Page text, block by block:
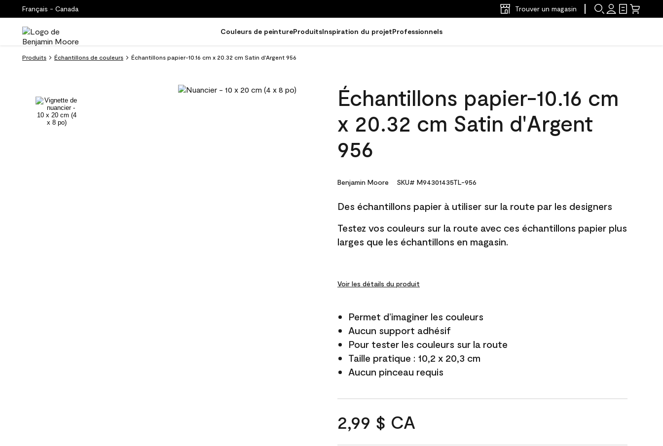
Français - Canada Trouver un magasin
Couleurs de peintureProduitsInspiration du projetProfessionnels
Produits Échantillons de couleurs Échantillons papier-10.16 cm x 20.32 cm Satin d'Argent 956
Échantillons papier-10.16 cm
x 20.32 cm Satin d'Argent
956
Benjamin Moore SKU# M94301435TL-956
Des échantillons papier à utiliser sur la route par les designers
Testez vos couleurs sur la route avec ces échantillons papier plus
larges que les échantillons en magasin.
Voir les détails du produit
Permet d’imaginer les couleurs
Aucun support adhésif
Pour tester les couleurs sur la route
Taille pratique : 10,2 x 20,3 cm
Aucun pinceau requis
2,99 $ CA